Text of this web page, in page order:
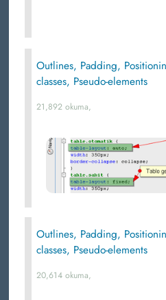
Outlines, Padding,
classes, Pseudo-elements
21,892 okuma,
Outlines, Padding,
classes, Pseudo-elements
20,614 okuma,